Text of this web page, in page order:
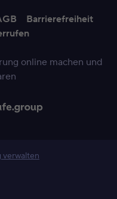
Barrierefreiheit
online machen und
verwalten